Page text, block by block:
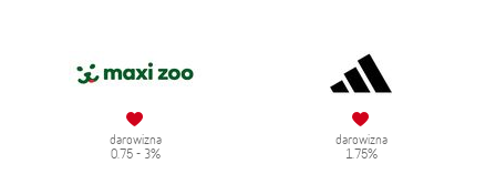
darowizna
0.75 - 3%
darowizna
1.75%